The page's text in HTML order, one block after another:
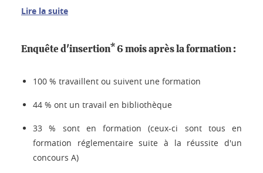
Lire la suite
Enquête d'insertion* 6 mois après la formation:
100 % travaillent ou suivent une formation
44 % ont un travail en bibliothèque
33 % sont en formation (ceux-ci sont tous en
formation réglementaire suite à la réussite d'un
concours A)